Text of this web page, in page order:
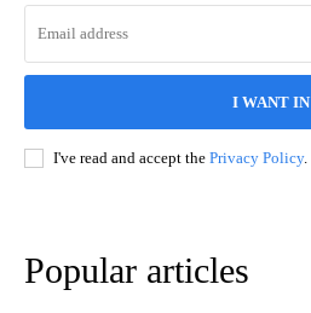
I WANT IN
I've read and accept the Privacy Policy.
Popular articles